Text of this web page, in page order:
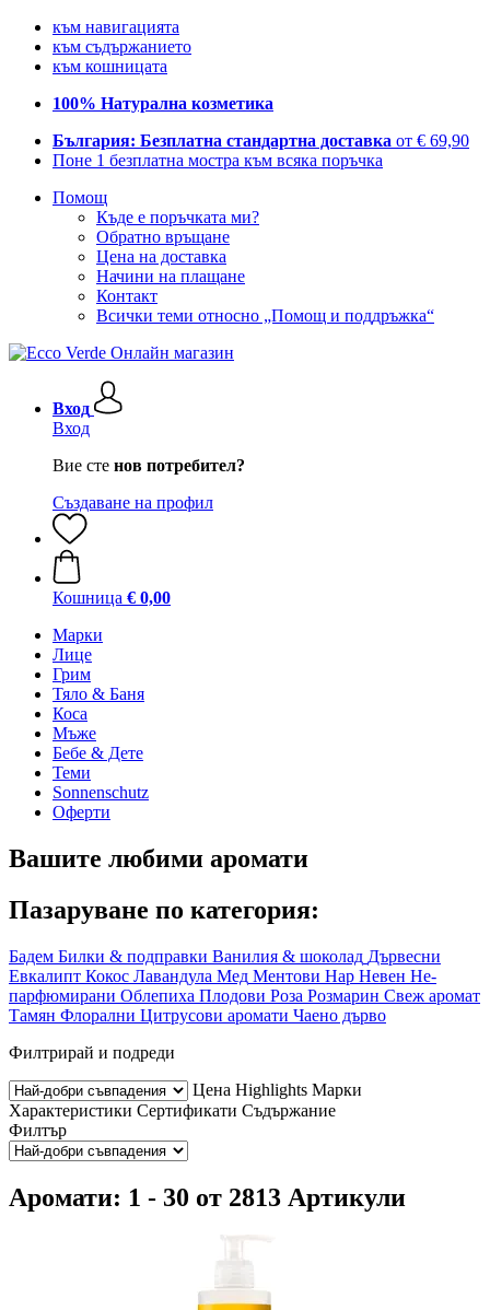
към навигацията
към съдържанието
към кошницата
100% Натурална козметика
България: Безплатна стандартна доставка от € 69,90
Поне 1 безплатна мостра към всяка поръчка
Помощ
Къде е поръчката ми?
Обратно връщане
Цена на доставка
Начини на плащане
Контакт
Всички теми относно „Помощ и поддръжка“
Вход
Вход
Вие сте нов потребител?
Създаване на профил
Кошница € 0,00
Марки
Лице
Грим
Тяло & Баня
Коса
Мъже
Бебе & Дете
Теми
Sonnenschutz
Оферти
Вашите любими аромати
Пазаруване по категория:
Бадем Билки & подправки Ванилия & шоколад Дървесни
Евкалипт Кокос Лавандула Мед Ментови Нар Невен Не-
парфюмирани Облепиха Плодови Роза Розмарин Свеж аромат
Тамян Флорални Цитрусови аромати Чаено дърво
Филтрирай и подреди
Цена Highlights Марки
Характеристики Сертификати Съдържание
Филтър
Аромати: 1 - 30 от 2813 Артикули